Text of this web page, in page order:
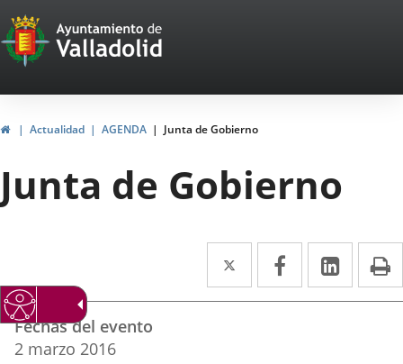
Portal
Web
del
Ayuntamiento
de
Valladolid
HomeActualidad AGENDA Junta de Gobierno
Junta de Gobierno
Twitter
Enlace
a
Facebook
Enlace
a
Enlace
a
Datos
del
evento
Fechas del evento
2 marzo 2016